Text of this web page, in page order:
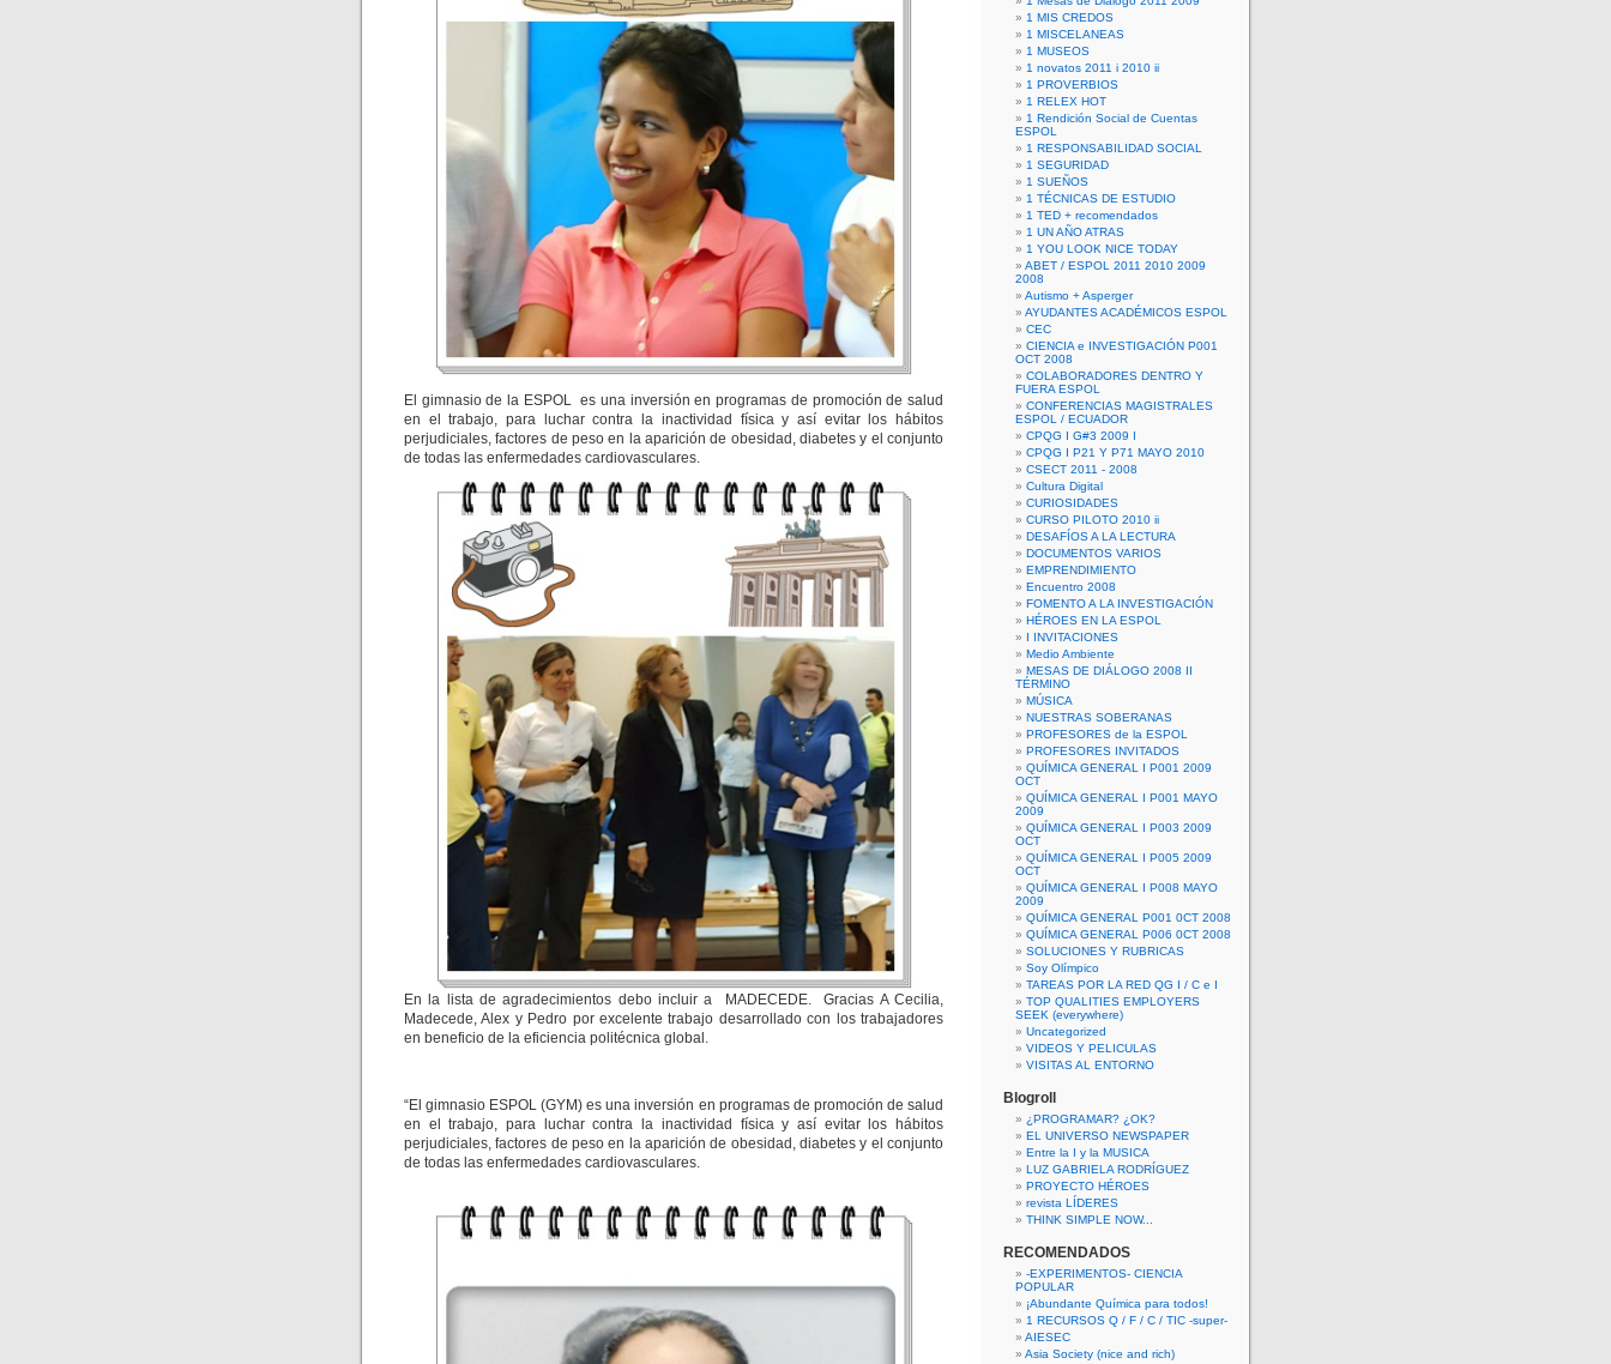
El gimnasio de la ESPOL es una inversión en programas de promoción de salud
en el trabajo, para luchar contra la inactividad física y así evitar los hábitos
perjudiciales, factores de peso en la aparición de obesidad, diabetes y el conjunto
de todas las enfermedades cardiovasculares.
En la lista de agradecimientos debo incluir a MADECEDE. Gracias A Cecilia,
Madecede, Alex y Pedro por excelente trabajo desarrollado con los trabajadores
en beneficio de la eficiencia politécnica global.
“El gimnasio ESPOL (GYM) es una inversión en programas de promoción de salud
en el trabajo, para luchar contra la inactividad física y así evitar los hábitos
perjudiciales, factores de peso en la aparición de obesidad, diabetes y el conjunto
de todas las enfermedades cardiovasculares.
1 MIS CREDOS
1 MISCELANEAS
1 MUSEOS
1 novatos 2011 i 2010 ii
1 PROVERBIOS
1 RELEX HOT
1 Rendición Social de Cuentas
ESPOL
1 RESPONSABILIDAD SOCIAL
1 SEGURIDAD
1 SUEÑOS
1 TÉCNICAS DE ESTUDIO
1 TED + recomendados
1 UN AÑO ATRAS
1 YOU LOOK NICE TODAY
ABET / ESPOL 2011 2010 2009
2008
Autismo + Asperger
AYUDANTES ACADÉMICOS ESPOL
CEC
CIENCIA e INVESTIGACIÓN P001
OCT 2008
COLABORADORES DENTRO Y
FUERA ESPOL
CONFERENCIAS MAGISTRALES
ESPOL / ECUADOR
CPQG I G#3 2009 I
CPQG I P21 Y P71 MAYO 2010
CSECT 2011 - 2008
Cultura Digital
CURIOSIDADES
CURSO PILOTO 2010 ii
DESAFÍOS A LA LECTURA
DOCUMENTOS VARIOS
EMPRENDIMIENTO
Encuentro 2008
FOMENTO A LA INVESTIGACIÓN
HÉROES EN LA ESPOL
I INVITACIONES
Medio Ambiente
MESAS DE DIÁLOGO 2008 II
TÉRMINO
MÚSICA
NUESTRAS SOBERANAS
PROFESORES de la ESPOL
PROFESORES INVITADOS
QUÍMICA GENERAL I P001 2009
OCT
QUÍMICA GENERAL I P001 MAYO
2009
QUÍMICA GENERAL I P003 2009
OCT
QUÍMICA GENERAL I P005 2009
OCT
QUÍMICA GENERAL I P008 MAYO
2009
QUÍMICA GENERAL P001 0CT 2008
QUÍMICA GENERAL P006 0CT 2008
SOLUCIONES Y RUBRICAS
Soy Olímpico
TAREAS POR LA RED QG I / C e I
TOP QUALITIES EMPLOYERS
SEEK (everywhere)
Uncategorized
VIDEOS Y PELICULAS
VISITAS AL ENTORNO
Blogroll
¿PROGRAMAR? ¿OK?
EL UNIVERSO NEWSPAPER
Entre la I y la MUSICA
LUZ GABRIELA RODRÍGUEZ
PROYECTO HÉROES
revista LÍDERES
THINK SIMPLE NOW...
RECOMENDADOS
-EXPERIMENTOS- CIENCIA
POPULAR
¡Abundante Química para todos!
1 RECURSOS Q / F / C / TIC -super-
AIESEC
Asia Society (nice and rich)